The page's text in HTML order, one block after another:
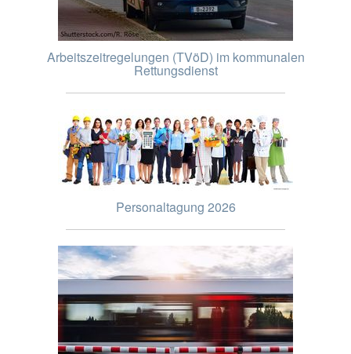
Arbeitszeitregelungen (TVöD) im kommunalen
Rettungsdienst
Personaltagung 2026